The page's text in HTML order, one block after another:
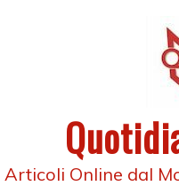
Articoli Online dal